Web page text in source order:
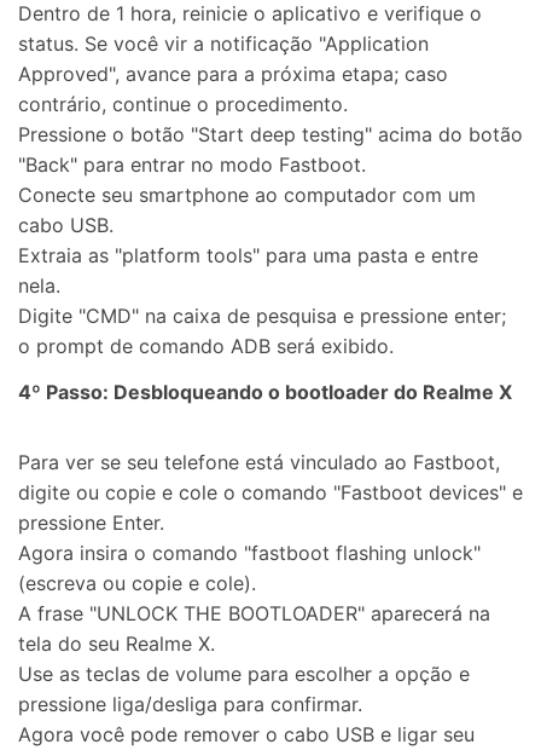
Dentro de 1 hora, reinicie o aplicativo e verifique o
status. Se você vir a notificação "Application
Approved", avance para a próxima etapa; caso
contrário, continue o procedimento.
Pressione o botão "Start deep testing" acima do botão
"Back" para entrar no modo Fastboot.
Conecte seu smartphone ao computador com um
cabo USB.
Extraia as "platform tools" para uma pasta e entre
nela.
Digite "CMD" na caixa de pesquisa e pressione enter;
o prompt de comando ADB será exibido.
4º Passo: Desbloqueando o bootloader do Realme X
Para ver se seu telefone está vinculado ao Fastboot,
digite ou copie e cole o comando "Fastboot devices" e
pressione Enter.
Agora insira o comando "fastboot flashing unlock"
(escreva ou copie e cole).
A frase "UNLOCK THE BOOTLOADER" aparecerá na
tela do seu Realme X.
Use as teclas de volume para escolher a opção e
pressione liga/desliga para confirmar.
Agora você pode remover o cabo USB e ligar seu